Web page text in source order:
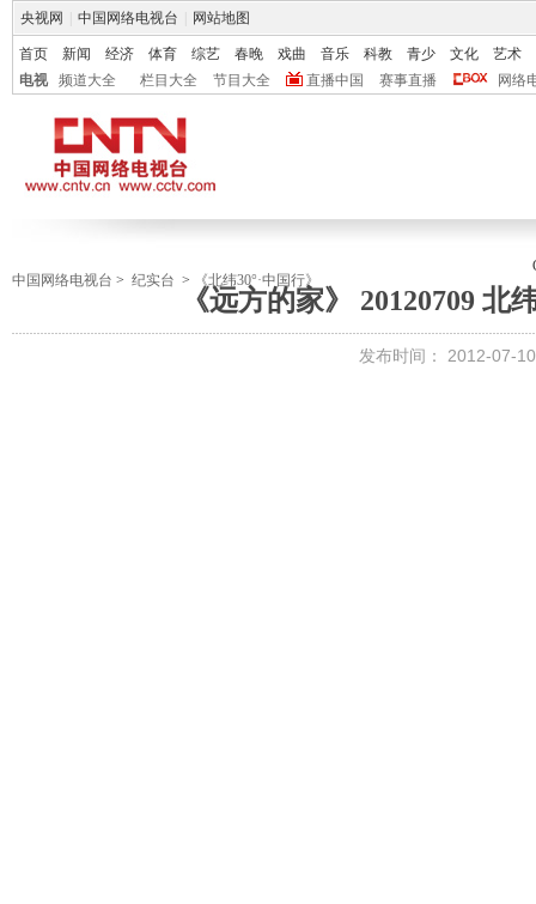
央视网 中国网络电视台 网站地图
首页 新闻 经济 体育 综艺 春晚 戏曲 音乐 科教 青少 文化
艺术
电视
频道大全 栏目大全 节目大全 直播中国 赛事直播 网络
中国网络电视台 > 纪实台 > 《北纬30°·中国行》
《远方的家》 20120709 北
发布时间： 2012-07-